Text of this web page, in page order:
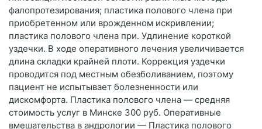
фалопротезирования; пластика полового члена при
приобретенном или врожденном искривлении;
пластика полового члена при. Удлинение короткой
уздечки. В ходе оперативного лечения увеличивается
длина складки крайней плоти. Коррекция уздечки
проводится под местным обезболиванием, поэтому
пациент не испытывает болезненности или
дискомфорта. Пластика полового члена — средняя
стоимость услуг в Минске 300 руб. Оперативные
вмешательства в андрологии — Пластика полового